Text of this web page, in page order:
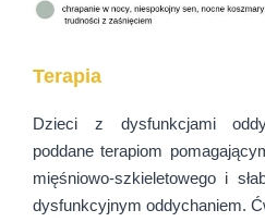
Terapia
Dzieci z dysfunkcjami
poddane terapiom
mięśniowo-szkieletowego i
dysfunkcyjnym oddychaniem.